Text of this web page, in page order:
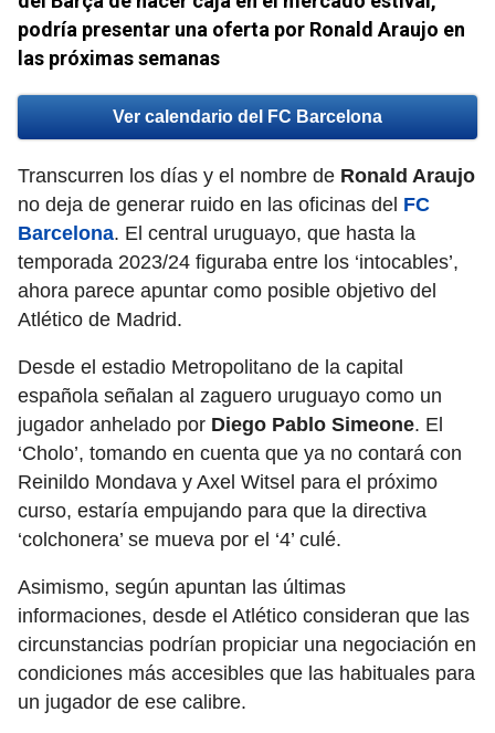
podría presentar una oferta por Ronald Araujo en
las próximas semanas
Ver calendario del FC Barcelona
Transcurren los días y el nombre de Ronald Araujo
no deja de generar ruido en las oficinas del FC
Barcelona. El central uruguayo, que hasta la
temporada 2023/24 figuraba entre los ‘intocables’,
ahora parece apuntar como posible objetivo del
Atlético de Madrid.
Desde el estadio Metropolitano de la capital
española señalan al zaguero uruguayo como un
jugador anhelado por Diego Pablo Simeone. El
‘Cholo’, tomando en cuenta que ya no contará con
Reinildo Mondava y Axel Witsel para el próximo
curso, estaría empujando para que la directiva
‘colchonera’ se mueva por el ‘4’ culé.
Asimismo, según apuntan las últimas
informaciones, desde el Atlético consideran que las
circunstancias podrían propiciar una negociación en
condiciones más accesibles que las habituales para
un jugador de ese calibre.